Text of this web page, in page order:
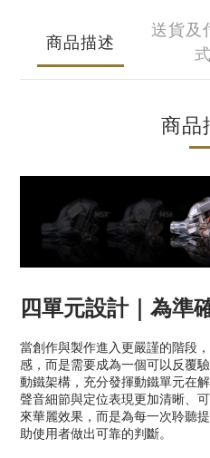
商品描述
送貨及
式
商品
四單元設計｜為準
當創作與製作進入更嚴謹的階段
感，而是需要成為一個可以反覆
動鐵架構，充分發揮動鐵單元在
聲音細節與定位表現更加清晰、
來華麗效果，而是為每一次聆聽
助使用者做出可靠的判斷。